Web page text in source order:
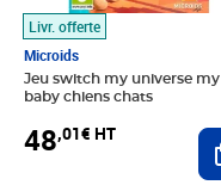
Livr. offerte
Microids
Jeu switch my universe my
baby chiens chats
48,01€ HT